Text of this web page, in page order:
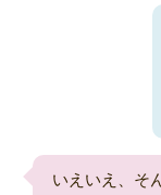
いえいえ、そ